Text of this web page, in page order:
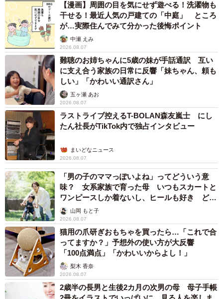
【漫画】周囲の目を気にせず遊べる！洗濯物も
干せる！最近人気の戸建ての「中庭」 ところ
が…実際住んでみて分かった後悔ポイント
中瀬 えみ
2026.08.07
難聴のお姉ちゃんに5歳の妹が手話通訳 互い
に支え合う家族の日常に反響「妹ちゃん、頼も
しい」「かわいい通訳さん」
五ヶ瀬 あお
2026.08.07
ラストライブ控えるT-BOLAN森友嵐士 にし
たん社長がTikTok内で独占インタビュー
まいどなニュース
2026.08.07
「男の子のママっぽいよね」ってどういう意
味？ 女系家族で育った母 いつもスカートと
ワンピースしか着ないし、ヒールも好き どの
へんが…
山岡 もと子
2026.08.07
猫用の爪研ぎおもちゃを買ったら…「これで合
ってますか？」予想外の使い方が大反響
「100点満点」「かわいいからよし！」
梨木 香奈
2026.08.07
2歳半の長男と生後2カ月の次男の母 母子手帳